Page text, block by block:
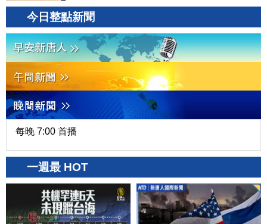
今日整點新聞
每晚 7:00 首播
一週最 HOT